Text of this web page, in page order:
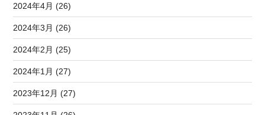
2024年4月 (26)
2024年3月 (26)
2024年2月 (25)
2024年1月 (27)
2023年12月 (27)